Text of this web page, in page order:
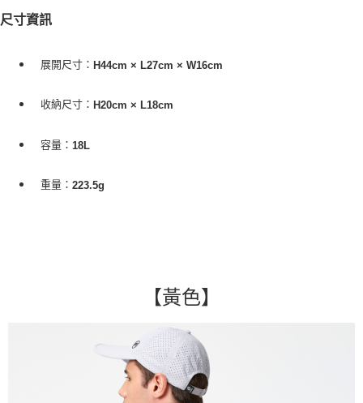
尺寸資訊
展開尺寸： H44cm × L27cm × W16cm
收納尺寸： H20cm × L18cm
容量： 18L
重量： 223.5g
【黃色】